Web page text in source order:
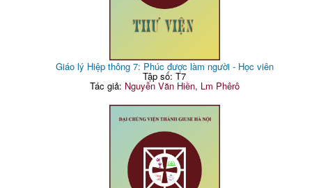
Giáo lý Hiệp thông 7: Phúc được làm người - Học viên
Tập số: T7
Tác giả: Nguyễn Văn Hiền, Lm Phêrô